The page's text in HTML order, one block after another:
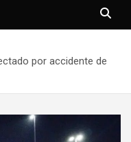
por accidente de